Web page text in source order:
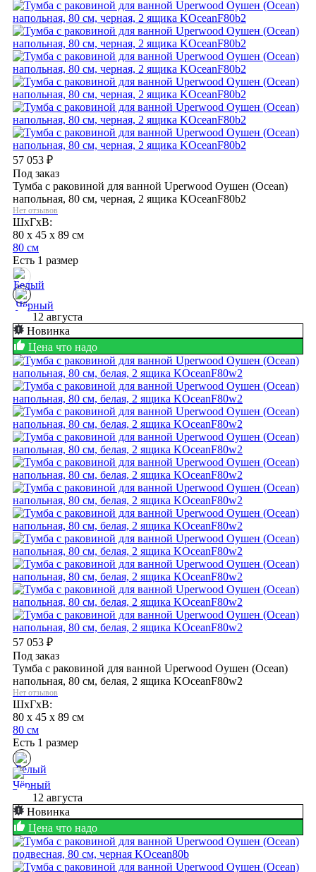
57 053 ₽
Под заказ
Тумба с раковиной для ванной Uperwood Оушен (Ocean)
напольная, 80 см, черная, 2 ящика KOceanF80b2
Нет отзывов
ШхГхВ:
80 x 45 x 89 см
80 см
Есть 1 размер
12 августа
Новинка
Цена что надо
57 053 ₽
Под заказ
Тумба с раковиной для ванной Uperwood Оушен (Ocean)
напольная, 80 см, белая, 2 ящика KOceanF80w2
Нет отзывов
ШхГхВ:
80 x 45 x 89 см
80 см
Есть 1 размер
12 августа
Новинка
Цена что надо